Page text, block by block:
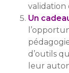
validation
Un
d’outils
leur